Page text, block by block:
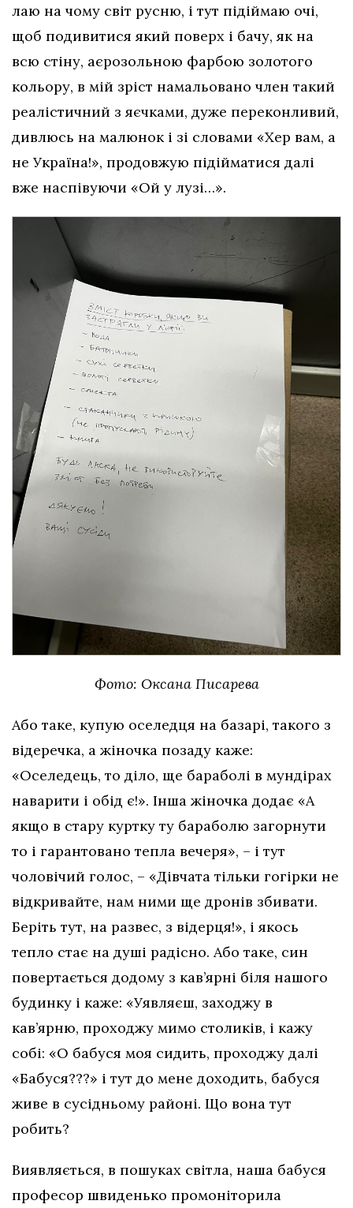
лаю на чому світ русню, і тут підіймаю очі,
щоб подивитися який поверх і бачу, як на
всю стіну, аєрозольною фарбою золотого
кольору, в мій зріст намальовано член такий
реалістичний з яєчками, дуже переконливий,
дивлюсь на малюнок і зі словами «Хер вам, а
не Україна!», продовжую підійматися далі
вже наспівуючи «Ой у лузі…».
Фото: Оксана Писарева
Або таке, купую оселедця на базарі, такого з
відеречка, а жіночка позаду каже:
«Оселедець, то діло, ще бараболі в мундірах
наварити і обід є!». Інша жіночка додає «А
якщо в стару куртку ту бараболю загорнути
то і гарантовано тепла вечеря», – і тут
чоловічий голос, – «Дівчата тільки гогірки не
відкривайте, нам ними ще дронів збивати.
Беріть тут, на развес, з відерця!», і якось
тепло стає на душі радісно. Або таке, син
повертається додому з кав’ярні біля нашого
будинку і каже: «Уявляєш, заходжу в
кав’ярню, проходжу мимо столиків, і кажу
собі: «О бабуся моя сидить, проходжу далі
«Бабуся???» і тут до мене доходить, бабуся
живе в сусідньому районі. Що вона тут
робить?
Виявляється, в пошуках світла, наша бабуся
професор швиденько промоніторила